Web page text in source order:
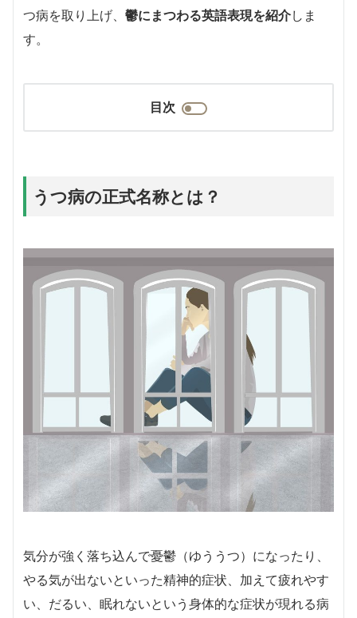
つ病を取り上げ、 鬱にまつわる英語表現を紹介しま
す。
目次
うつ病の正式名称とは？
気分が強く落ち込んで憂鬱（ゆううつ）になったり、
やる気が出ないといった精神的症状、加えて疲れやす
い、だるい、眠れないという身体的な症状が現れる病